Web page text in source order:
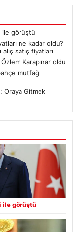
ile görüştü
ne kadar oldu?
satış fiyatları
Karapınar oldu
mutfağı
Oraya Gitmek
ile görüştü